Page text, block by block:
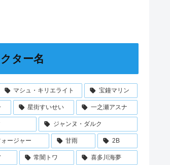
ター名
マシュ・キリエライト 宝鐘マリン
星街すいせい 一之瀬アスナ
ジャンヌ・ダルク
ージャー 甘雨 2B
常闇トワ 喜多川海夢